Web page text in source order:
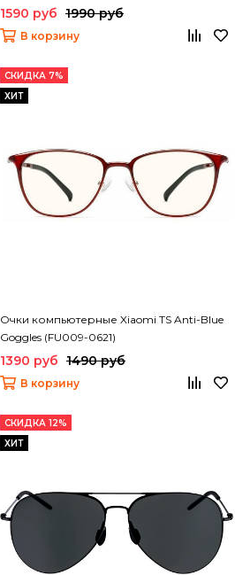
1590 руб 1990 руб
В корзину
СКИДКА 7%
ХИТ
Очки компьютерные Xiaomi TS Anti-Blue
Goggles (FU009-0621)
1390 руб 1490 руб
В корзину
СКИДКА 12%
ХИТ